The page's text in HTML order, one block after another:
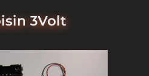
3Volt